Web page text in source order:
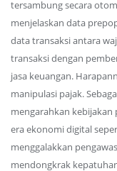
tersambung secara
menjelaskan data
data transaksi antara
transaksi dengan
jasa keuangan.
manipulasi pajak.
mengarahkan
era ekonomi digital
menggalakkan
mendongkrak